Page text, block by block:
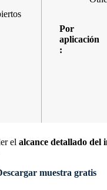
Por
aplicación
:
el alcance detallado del
muestra gratis